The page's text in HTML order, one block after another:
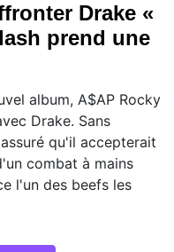
Drake «
prend une
album, A$AP Rocky
Drake. Sans
qu'il accepterait
combat à mains
l'un des beefs les